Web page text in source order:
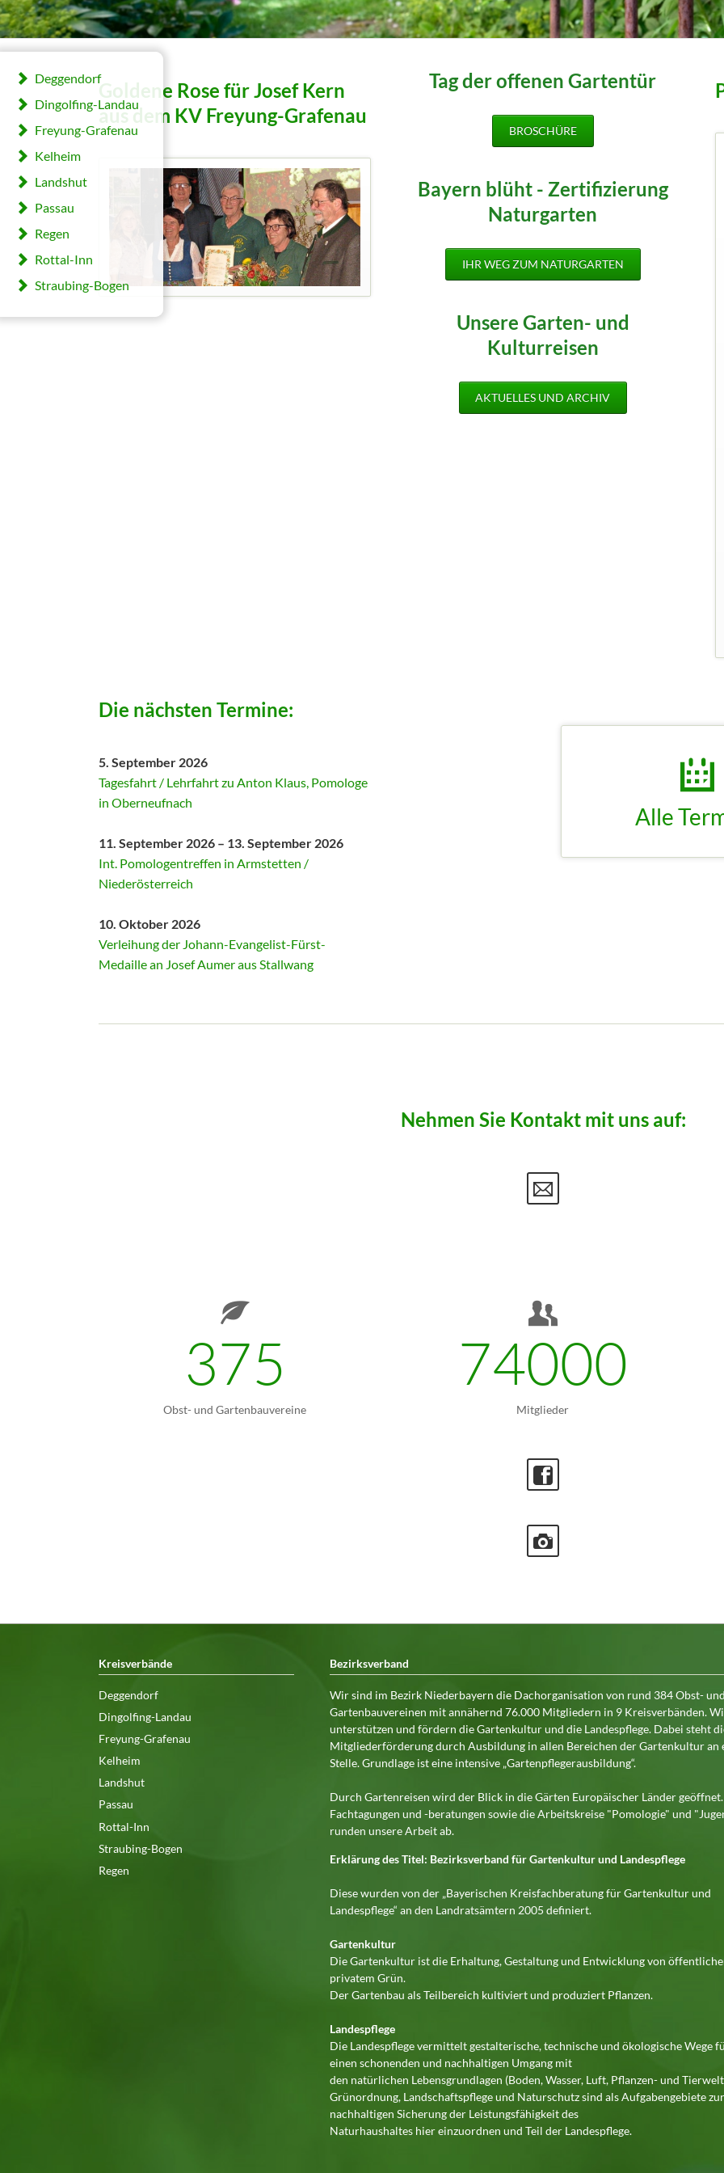
Deggendorf
Dingolfing-Landau
Freyung-Grafenau
Kelheim
Landshut
Passau
Regen
Rottal-Inn
Straubing-Bogen
Goldene Rose für Josef Kern
aus dem KV Freyung-Grafenau
Tag der offenen Gartentür
BROSCHÜRE
Bayern blüht - Zertifizierung
Naturgarten
IHR WEG ZUM NATURGARTEN
Unsere Garten- und
Kulturreisen
AKTUELLES UND ARCHIV
Die nächsten Termine:
5. September 2026
Tagesfahrt / Lehrfahrt zu Anton Klaus, Pomologe
in Oberneufnach
11. September 2026 – 13. September 2026
Int. Pomologentreffen in Armstetten /
Niederösterreich
10. Oktober 2026
Verleihung der Johann-Evangelist-Fürst-
Medaille an Josef Aumer aus Stallwang
Alle kommenen
Nehmen Sie Kontakt mit uns auf:
375
Obst- und Gartenbauvereine
74000
Mitglieder
Kreisverbände
Deggendorf
Dingolfing-Landau
Freyung-Grafenau
Kelheim
Landshut
Passau
Rottal-Inn
Straubing-Bogen
Regen
Bezirksverband
Wir sind im Bezirk Niederbayern die Dachorganisation von rund 384 Obst- und
Gartenbauvereinen mit annähernd 76.000 Mitgliedern in 9 Kreisverbänden.
unterstützen und fördern die Gartenkultur und die Landespflege. Dabei steht
Mitgliederförderung durch Ausbildung in allen Bereichen der Gartenkultur an
Stelle. Grundlage ist eine intensive „Gartenpflegerausbildung“.
Durch Gartenreisen wird der Blick in die Gärten Europäischer Länder geöffnet.
Fachtagungen und -beratungen sowie die Arbeitskreise "Pomologie" und
runden unsere Arbeit ab.
Erklärung des Titel: Bezirksverband für Gartenkultur und Landespflege
Diese wurden von der „Bayerischen Kreisfachberatung für Gartenkultur und
Landespflege“ an den Landratsämtern 2005 definiert.
Gartenkultur
Die Gartenkultur ist die Erhaltung, Gestaltung und Entwicklung von
privatem Grün.
Der Gartenbau als Teilbereich kultiviert und produziert Pflanzen.
Landespflege
Die Landespflege vermittelt gestalterische, technische und ökologische Wege
einen schonenden und nachhaltigen Umgang mit
den natürlichen Lebensgrundlagen (Boden, Wasser, Luft, Pflanzen- und
Grünordnung, Landschaftspflege und Naturschutz sind als Aufgabengebiete zur
nachhaltigen Sicherung der Leistungsfähigkeit des
Naturhaushaltes hier einzuordnen und Teil der Landespflege.